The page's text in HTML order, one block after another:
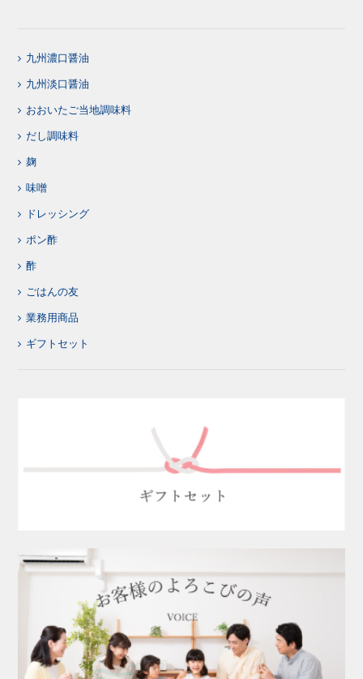
九州濃口醤油
九州淡口醤油
おおいたご当地調味料
だし調味料
麹
味噌
ドレッシング
ポン酢
酢
ごはんの友
業務用商品
ギフトセット